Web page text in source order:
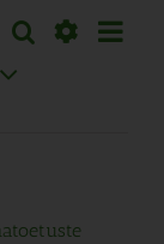
Sündmused
Search
Otsi